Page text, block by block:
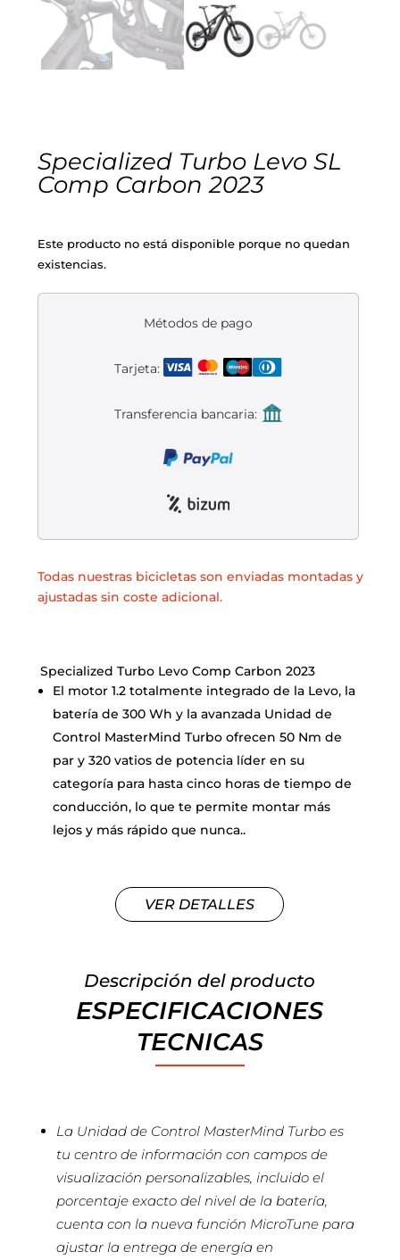
Eléctricas
Montajes a la Carta
Segunda mano
Pedales
Ruedas
Sillines
Suspensión
Manillares
Gafas
Puños y cintas
Luces
Bombas
Portabidones
Mantenimiento de bicicletas
Equipaciones gr-100
Ropa
Guantes
Calcetines
Varios
REBAJAS
Specialized Turbo Levo SL
Comp Carbon 2023
Este producto no está disponible porque no quedan
existencias.
Métodos de pago
Tarjeta:
Transferencia bancaria:
Todas nuestras bicicletas son enviadas montadas y
ajustadas sin coste adicional.
Specialized Turbo Levo Comp Carbon 2023
El motor 1.2 totalmente integrado de la Levo, la
batería de 300 Wh y la avanzada Unidad de
Control MasterMind Turbo ofrecen 50 Nm de
par y 320 vatios de potencia líder en su
categoría para hasta cinco horas de tiempo de
conducción, lo que te permite montar más
lejos y más rápido que nunca..
VER DETALLES
Descripción del producto
ESPECIFICACIONES
TECNICAS
La Unidad de Control MasterMind Turbo es
tu centro de información con campos de
visualización personalizables, incluido el
porcentaje exacto del nivel de la batería,
cuenta con la nueva función MicroTune para
ajustar la entrega de energía en